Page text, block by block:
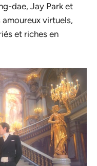
dae, Jay Park et
virtuels,
et riches en